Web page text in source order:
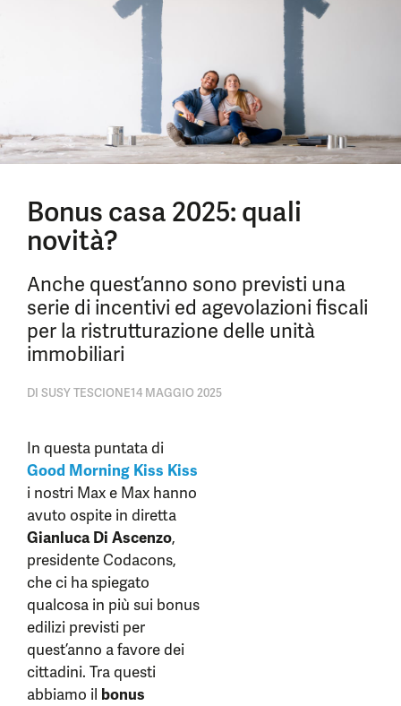
Bonus casa 2025: quali
novità?
Anche quest’anno sono previsti una
serie di incentivi ed agevolazioni fiscali
per la ristrutturazione delle unità
immobiliari
DI SUSY TESCIONE14 MAGGIO 2025
In questa puntata di
Good Morning Kiss Kiss
i nostri Max e Max hanno
avuto ospite in diretta
Gianluca Di Ascenzo,
presidente Codacons,
che ci ha spiegato
qualcosa in più sui bonus
edilizi previsti per
quest’anno a favore dei
cittadini. Tra questi
abbiamo il bonus